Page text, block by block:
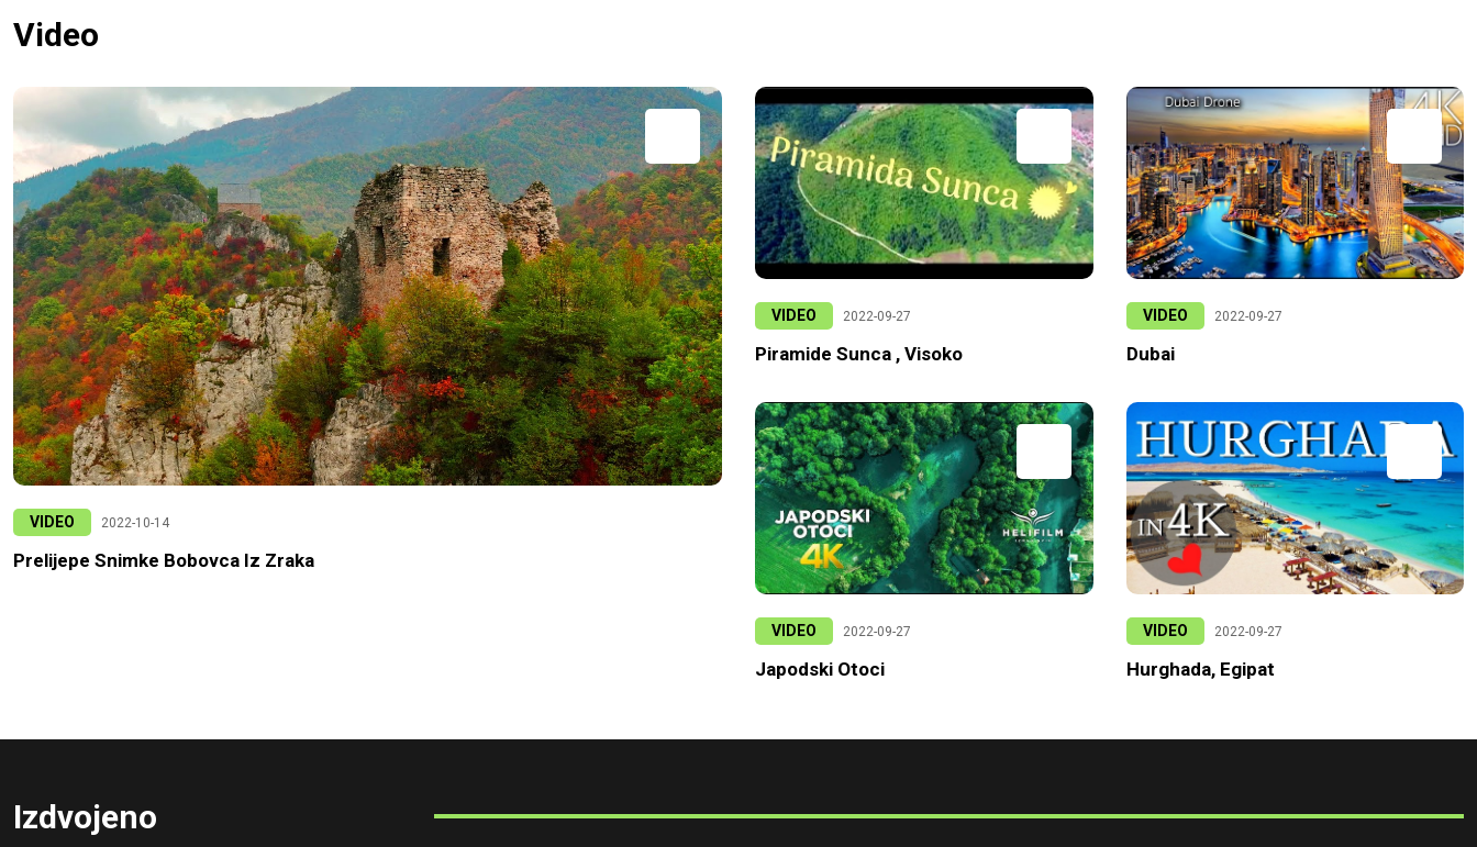
Video
VIDEO 2022-10-14
Prelijepe Snimke Bobovca Iz Zraka
VIDEO 2022-09-27
Piramide Sunca , Visoko
VIDEO 2022-09-27
Japodski Otoci
VIDEO 2022-09-27
Dubai
VIDEO 2022-09-27
Hurghada, Egipat
Izdvojeno